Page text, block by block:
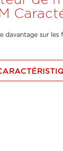
davantage sur